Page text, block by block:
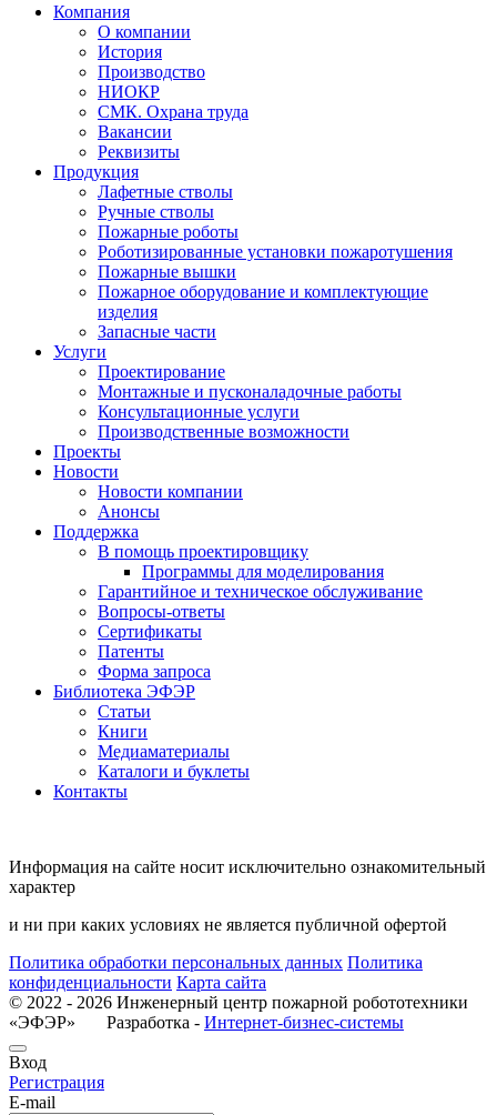
Компания
О компании
История
Производство
НИОКР
СМК. Охрана труда
Вакансии
Реквизиты
Продукция
Лафетные стволы
Ручные стволы
Пожарные роботы
Роботизированные установки пожаротушения
Пожарные вышки
Пожарное оборудование и комплектующие
изделия
Запасные части
Услуги
Проектирование
Монтажные и пусконаладочные работы
Консультационные услуги
Производственные возможности
Проекты
Новости
Новости компании
Анонсы
Поддержка
В помощь проектировщику
Программы для моделирования
Гарантийное и техническое обслуживание
Вопросы-ответы
Сертификаты
Патенты
Форма запроса
Библиотека ЭФЭР
Статьи
Книги
Медиаматериалы
Каталоги и буклеты
Контакты
Информация на сайте носит исключительно ознакомительный
характер
и ни при каких условиях не является публичной офертой
Политика обработки персональных данных Политика
конфиденциальности Карта сайта
© 2022 - 2026 Инженерный центр пожарной робототехники
«ЭФЭР» Разработка - Интернет-бизнес-системы
Вход
Регистрация
E-mail